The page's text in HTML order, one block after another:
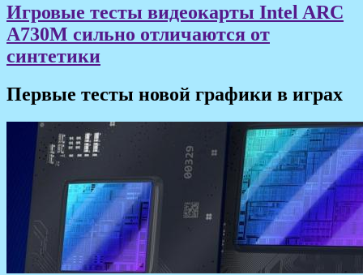
Игровые тесты видеокарты Intel ARC
A730M сильно отличаются от
синтетики
Первые тесты новой графики в играх